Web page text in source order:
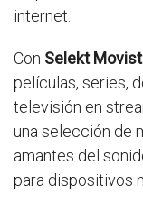
internet.
Con Selekt
películas, series,
televisión en
una selección de
amantes del
para dispositivos